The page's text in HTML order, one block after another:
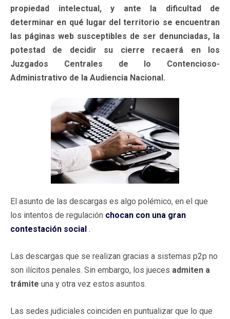
propiedad intelectual, y ante la dificultad de
determinar en qué lugar del territorio se encuentran
las páginas web susceptibles de ser denunciadas, la
potestad de decidir su cierre recaerá en los
Juzgados Centrales de lo Contencioso-
Administrativo de la Audiencia Nacional.
El asunto de las descargas es algo polémico, en el que
los intentos de regulación chocan con una gran
contestación social .
Las descargas que se realizan gracias a sistemas p2p no
son ilícitos penales. Sin embargo, los jueces admiten a
trámite una y otra vez estos asuntos.
Las sedes judiciales coinciden en puntualizar que lo que